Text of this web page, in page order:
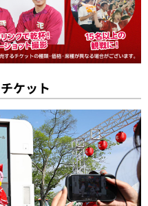
ケット